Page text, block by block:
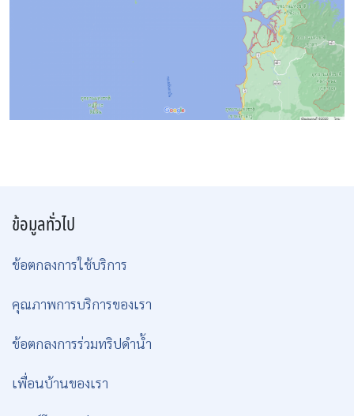
ข้อมูลทั่วไป
ข้อตกลงการใช้บริการ
คุณภาพการบริการของเรา
ข้อตกลงการร่วมทริปดำน้ำ
เพื่อนบ้านของเรา